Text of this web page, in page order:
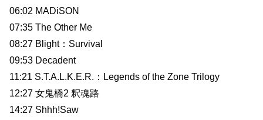
06:02 MADiSON
07:35 The Other Me
08:27 Blight：Survival
09:53 Decadent
11:21 S.T.A.L.K.E.R.：Legends of the Zone Trilogy
12:27 女鬼橋2 釈魂路
14:27 Shhh!Saw